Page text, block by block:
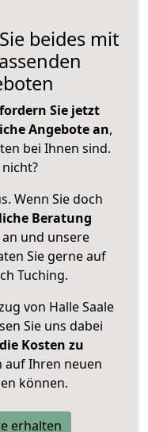
beides mit
Sie jetzt
Angebote an,
bei Ihnen sind.
Wenn Sie doch
Beratung
und unsere
Sie gerne auf
Tuching.
von Halle Saale
Sie uns dabei
Kosten zu
auf Ihren neuen
können.
erhalten